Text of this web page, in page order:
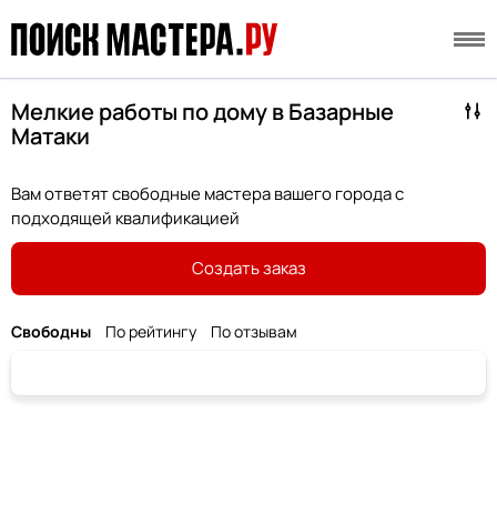
Мелкие работы по дому в Базарные
Матаки
Вам ответят свободные мастера вашего города с
подходящей квалификацией
Создать заказ
Свободны По рейтингу По отзывам